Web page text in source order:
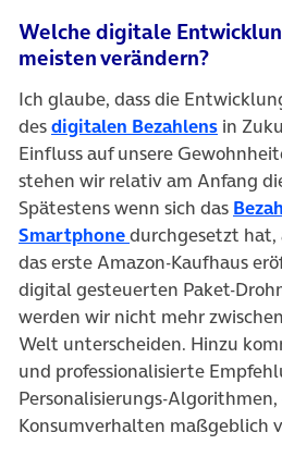
Welche digitale
meisten verändern?
Ich glaube, dass die
desdigitalen Bezahlens in
Einfluss auf unsere
stehen wir relativ am Anfang
Spätestens wenn sich das
Smartphonedurchgesetzt hat,
das erste Amazon-Kaufhaus
digital gesteuerten Paket-
werden wir nicht mehr
Welt unterscheiden. Hinzu
und professionalisierte
Personalisierungs-
Konsumverhalten maßgeblich